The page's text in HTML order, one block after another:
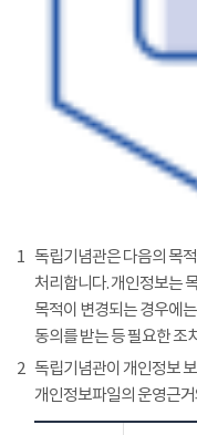
1 독립기념관은 다음의 목
처리합니다. 개인정보는
목적이 변경되는 경우에
동의를 받는 등 필요한 조
2 독립기념관이 개인정보
개인정보파일의 운영근